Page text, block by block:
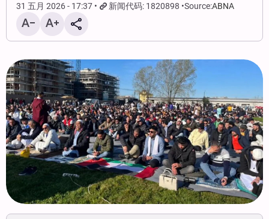
31 五月 2026 - 17:37 新闻代码: 1820898 Source:ABNA